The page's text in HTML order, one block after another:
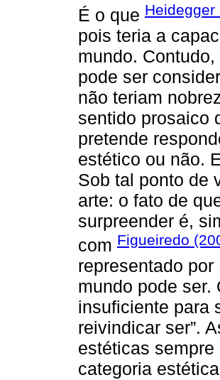
É o que Heidegger
pois teria a
mundo.
pode ser
não teriam
sentido prosaico
pretende
estético ou não.
Sob tal ponto de
arte: o fato de
surpreender é,
com Figueiredo
representado
mundo pode ser.
insuficiente para
reivindicar ser”.
estéticas
categoria